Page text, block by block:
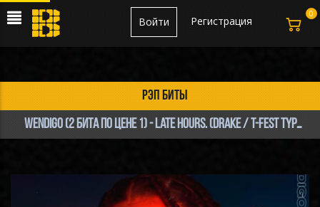
Регистрация
Войти
рэп биты
Wendigo (2 БИТА ПО ЦЕНЕ 1) - Late Hours. (Drake / T-Fest Type Beat)
0